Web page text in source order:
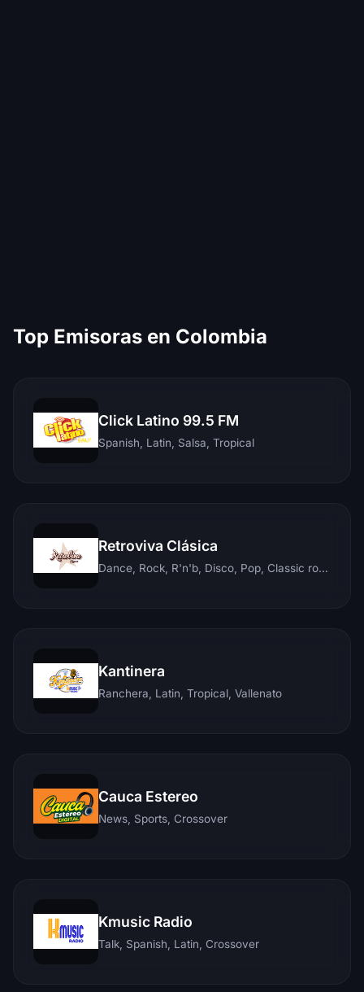
Top Emisoras en Colombia
Click Latino 99.5 FM
Spanish, Latin, Salsa, Tropical
Retroviva Clásica
Dance, Rock, R'n'b, Disco, Pop, Classic rock, Techno, Reggae
Kantinera
Ranchera, Latin, Tropical, Vallenato
Cauca Estereo
News, Sports, Crossover
Kmusic Radio
Talk, Spanish, Latin, Crossover